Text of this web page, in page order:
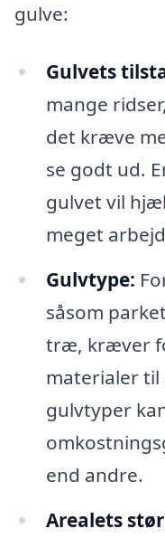
gulve:
Gulvets
mange
det kræve
se godt ud.
gulvet vil
meget
Gulvtype:
såsom
træ, kræver
materialer til
gulvtyper
end andre.
Arealets